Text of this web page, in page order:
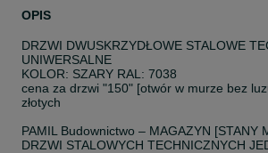
OPIS
DRZWI DWUSKRZYDŁOWE STALOWE
UNIWERSALNE
KOLOR: SZARY RAL: 7038
cena za drzwi "150" [otwór w murze bez
złotych
PAMIL Budownictwo – MAGAZYN [STANY
DRZWI STALOWYCH TECHNICZNYCH